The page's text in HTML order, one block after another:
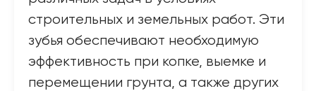
строительных и земельных работ. Эти
зубья обеспечивают необходимую
эффективность при копке, выемке и
перемещении грунта, а также других